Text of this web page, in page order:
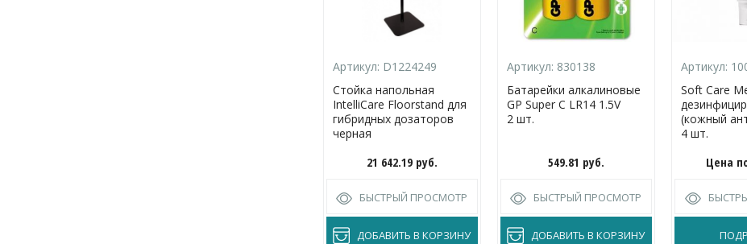
Артикул: D1224249
Стойка напольная
IntelliCare Floorstand для
гибридных дозаторов
черная
21 642.19 руб.
БЫСТРЫЙ ПРОСМОТР
ДОБАВИТЬ В КОРЗИНУ
Артикул: 830138
Батарейки алкалиновые
GP Super C LR14 1.5V
2 шт.
549.81 руб.
БЫСТРЫЙ ПРОСМОТР
ДОБАВИТЬ В КОРЗИНУ
Артикул:
Soft Care
(кожный
4 шт.
Цена